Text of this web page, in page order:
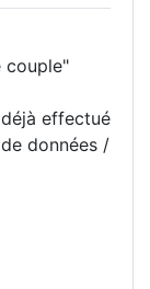
couple"
effectué
données /